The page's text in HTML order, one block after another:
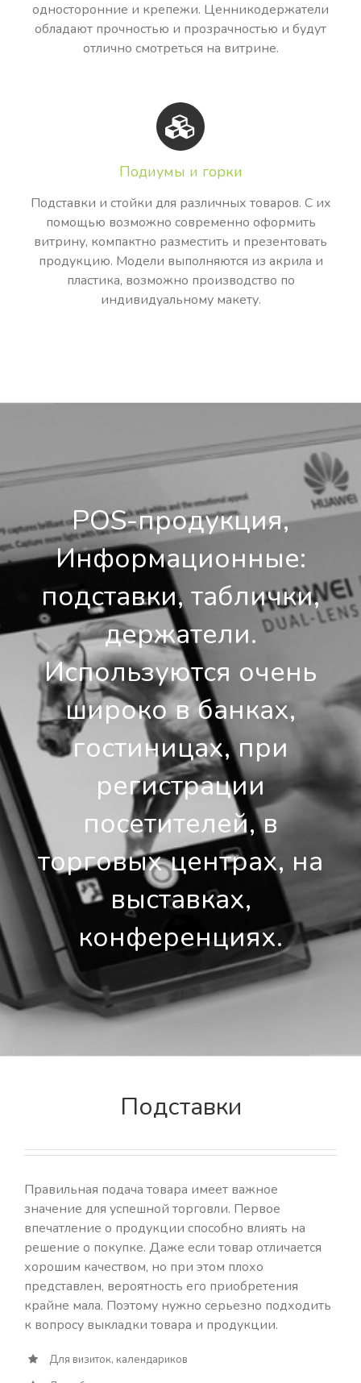
односторонние и крепежи. Ценникодержатели
обладают прочностью и прозрачностью и будут
отлично смотреться на витрине.
Подиумы и горки
Подставки и стойки для различных товаров. С их
помощью возможно современно оформить
витрину, компактно разместить и презентовать
продукцию. Модели выполняются из акрила и
пластика, возможно производство по
индивидуальному макету.
POS-продукция,
Информационные:
подставки, таблички,
держатели.
Используются очень
широко в банках,
гостиницах, при
регистрации
посетителей, в
торговых центрах, на
выставках,
конференциях.
Подставки
Правильная подача товара имеет важное
значение для успешной торговли. Первое
впечатление о продукции способно влиять на
решение о покупке. Даже если товар отличается
хорошим качеством, но при этом плохо
представлен, вероятность его приобретения
крайне мала. Поэтому нужно серьезно подходить
к вопросу выкладки товара и продукции.
Для визиток, календариков